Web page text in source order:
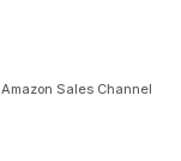
Sales Channel